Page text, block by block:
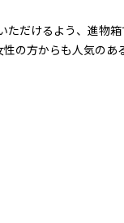
だけるよう、進物箱
の方からも人気のあ